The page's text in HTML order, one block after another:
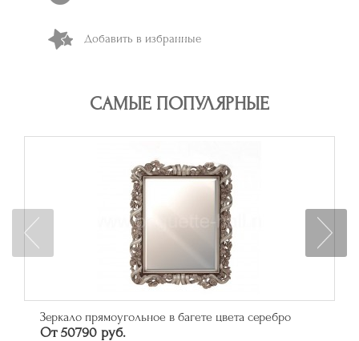
Добавить в избранные
САМЫЕ ПОПУЛЯРНЫЕ
Зеркало прямоугольное в багете цвета серебро
От 50790 руб.